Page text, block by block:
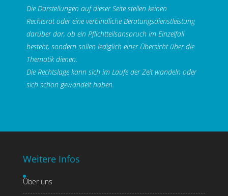
Die Darstellungen auf dieser Seite stellen keinen
Rechtsrat oder eine verbindliche Beratungsdienstleistung
darüber dar, ob ein Pflichtteilsanspruch im Einzelfall
besteht, sondern sollen lediglich einer Übersicht über die
Thematik dienen.
Die Rechtslage kann sich im Laufe der Zeit wandeln oder
sich schon gewandelt haben.
Weitere Infos
Über uns